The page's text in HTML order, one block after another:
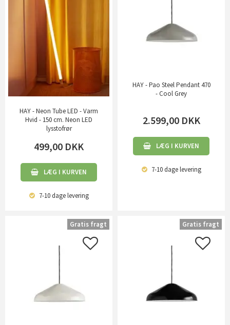
HAY - Neon Tube LED - Varm
Hvid - 150 cm. Neon LED
lysstofrør
499,00 DKK
LÆG I KURVEN
7-10 dagelevering
HAY - Pao Steel Pendant 470
- Cool Grey
2.599,00 DKK
LÆG I KURVEN
7-10 dagelevering
Gratis fragt Gratis fragt